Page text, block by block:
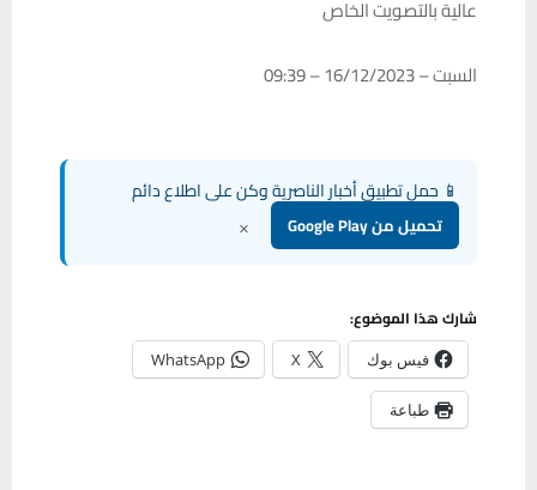
عالية بالتصويت الخاص
السبت – 16/12/2023 – 09:39
📱 حمل تطبيق أخبار الناصرية وكن على اطلاع دائم
تحميل من Google Play ×
شارك هذا الموضوع:
فيس بوك X
WhatsApp
طباعة